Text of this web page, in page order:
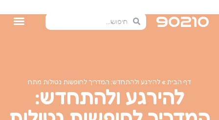
דף הבית »להירגע ולהתחדש: המדריך לחופשות נטולות מתח
להירגע ולהתחדש: